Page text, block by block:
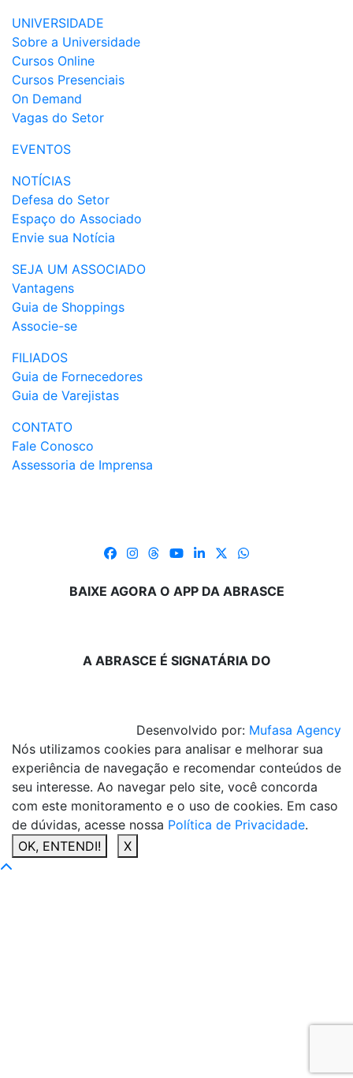
UNIVERSIDADE
Sobre a Universidade
Cursos Online
Cursos Presenciais
On Demand
Vagas do Setor
EVENTOS
NOTÍCIAS
Defesa do Setor
Espaço do Associado
Envie sua Notícia
SEJA UM ASSOCIADO
Vantagens
Guia de Shoppings
Associe-se
FILIADOS
Guia de Fornecedores
Guia de Varejistas
CONTATO
Fale Conosco
Assessoria de Imprensa
BAIXE AGORA O APP DA ABRASCE
A ABRASCE É SIGNATÁRIA DO
Desenvolvido por: Mufasa Agency
Nós utilizamos cookies para analisar e melhorar sua
experiência de navegação e recomendar conteúdos de
seu interesse. Ao navegar pelo site, você concorda
com este monitoramento e o uso de cookies. Em caso
de dúvidas, acesse nossa Política de Privacidade.
OK, ENTENDI!
X